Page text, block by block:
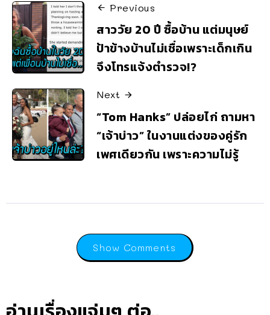
Previous
สาววัย 20 ปี ซื้อบ้าน แต่มนุษย์
ป้าข้างบ้านไม่เชื่อเพราะเด็กเกิน
จึงโทรแจ้งตำรวจ!?
Next
“Tom Hanks” ปล่อยไก่ ถามหา
“เจ้าบ่าว” ในงานแต่งของคู่รัก
เพศเดียวกัน เพราะความไม่รู้
Show Comments